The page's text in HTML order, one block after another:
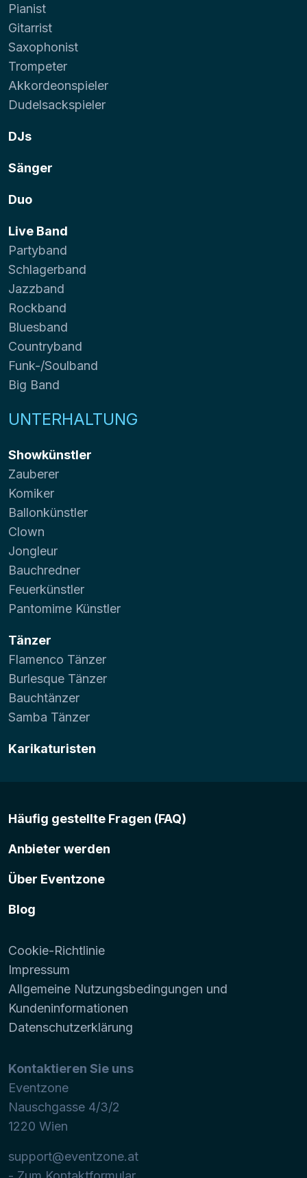
Pianist
Gitarrist
Saxophonist
Trompeter
Akkordeonspieler
Dudelsackspieler
DJs
Sänger
Duo
Live Band
Partyband
Schlagerband
Jazzband
Rockband
Bluesband
Countryband
Funk-/Soulband
Big Band
UNTERHALTUNG
Showkünstler
Zauberer
Komiker
Ballonkünstler
Clown
Jongleur
Bauchredner
Feuerkünstler
Pantomime Künstler
Tänzer
Flamenco Tänzer
Burlesque Tänzer
Bauchtänzer
Samba Tänzer
Karikaturisten
Häufig gestellte Fragen (FAQ)
Anbieter werden
Über Eventzone
Blog
Cookie-Richtlinie
Impressum
Allgemeine Nutzungsbedingungen und
Kundeninformationen
Datenschutzerklärung
Kontaktieren Sie uns
Eventzone
Nauschgasse 4/3/2
1220 Wien
support@eventzone.at